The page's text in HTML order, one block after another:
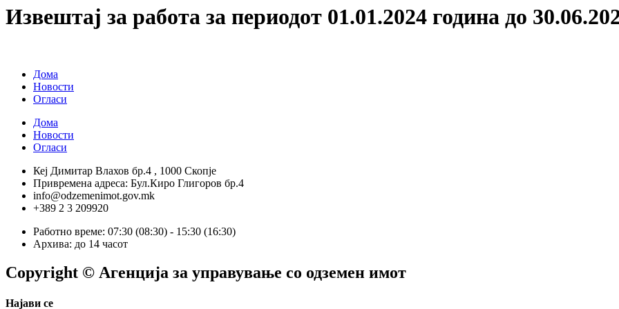
Извештај за работа за периодот 01.01.2024 година до
Дома
Новости
Огласи
Дома
Новости
Огласи
Кеј Димитар Влахов бр.4 , 1000 Скопје
Привремена адреса: Бул.Киро Глигоров бр.4
info@odzemenimot.gov.mk
+389 2 3 209920
Работно време: 07:30 (08:30) - 15:30 (16:30)
Архива: до 14 часот
Copyright © Агенција за управување со одземен имот
Најави се